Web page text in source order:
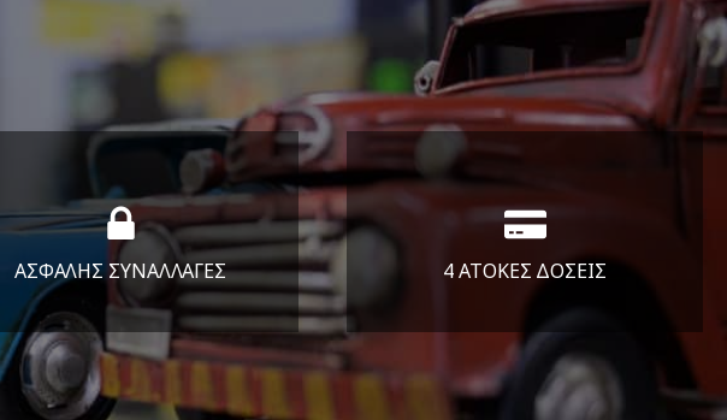
ΑΣΦΑΛΗΣ ΣΥΝΑΛΛΑΓΕΣ
Εγγυόμαστε την ασφάλεια
των συναλλαγών σας.
4 ΑΤΟΚΕΣ ΔΟΣΕΙΣ
Υποστηρίζουμε μέχρι και 4
άτοκες δόσεις